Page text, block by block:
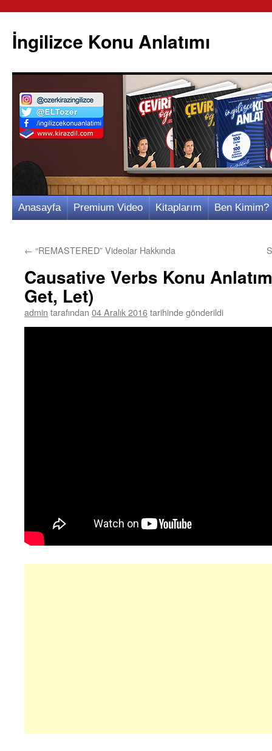
İngilizce Konu Anlatımı
İçeriğe
Anasayfa Premium Video Kitaplarım Ben Kimim?
← “REMASTERED” Videolar Hakkında
Causative Verbs Konu
Get, Let)
admin tarafından 04 Aralık 2016tarihinde gönderildi